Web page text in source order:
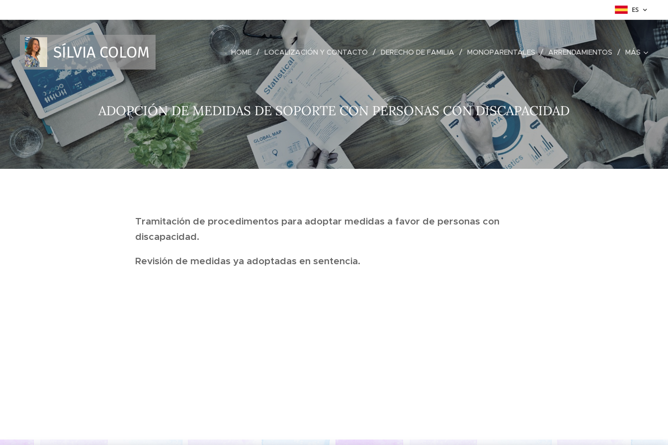
ES
SÍLVIA COLOM HOME LOCALIZACIÓN Y CONTACTO DERECHO DE FAMILIA MONOPARENTALES ARRENDAMIENTOS MÁS
ADOPCIÓN DE MEDIDAS DE SOPORTE CON PERSONAS CON DISCAPACIDAD
Tramitación de procedimentos para adoptar medidas a favor de personas con
discapacidad.
Revisión de medidas ya adoptadas en sentencia.